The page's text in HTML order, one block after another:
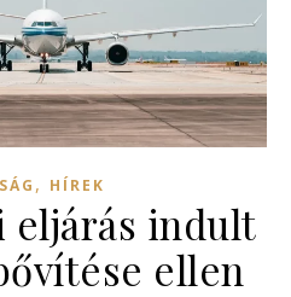
, HÍREK
eljárás indult
ellen